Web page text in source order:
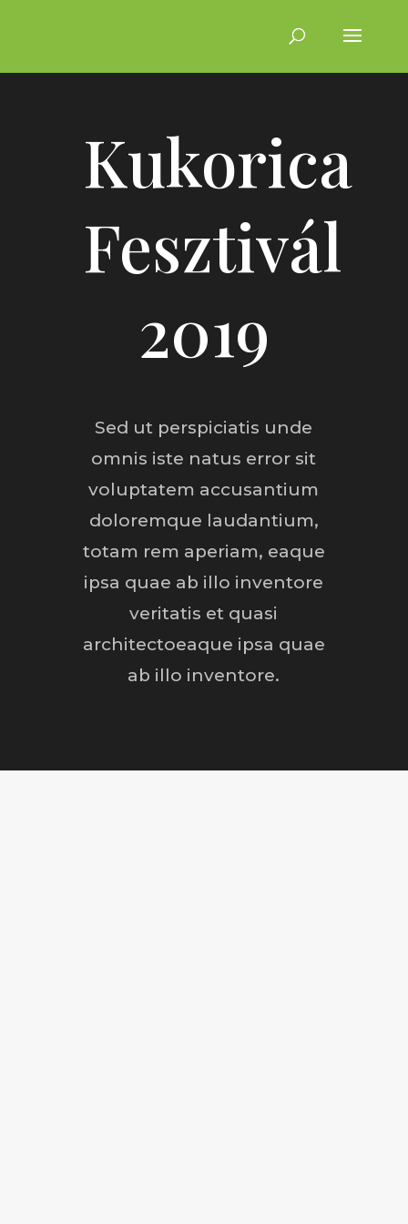
Kukorica
Fesztivál
2019
Sed ut perspiciatis unde
omnis iste natus error sit
voluptatem accusantium
doloremque laudantium,
totam rem aperiam, eaque
ipsa quae ab illo inventore
veritatis et quasi
architectoeaque ipsa quae
ab illo inventore.